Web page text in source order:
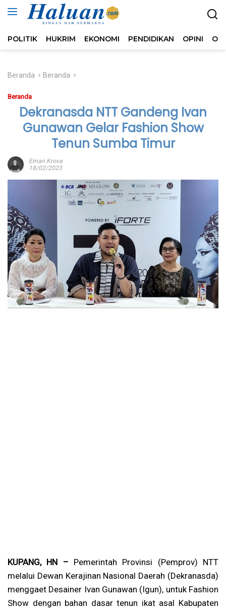
Langsung
POLITIK HUKRIM EKONOMI PENDIDIKAN OPINI
Beranda Beranda
Beranda
Dekranasda NTT Gandeng Ivan
Gunawan Gelar Fashion Show
Tenun Sumba Timur
Eman Krova
18/02/2023
KUPANG, HN – Pemerintah Provinsi (Pemprov) NTT
melalui Dewan Kerajinan Nasional Daerah (Dekranasda)
menggaet Desainer Ivan Gunawan (Igun), untuk Fashion
Show dengan bahan dasar tenun ikat asal Kabupaten